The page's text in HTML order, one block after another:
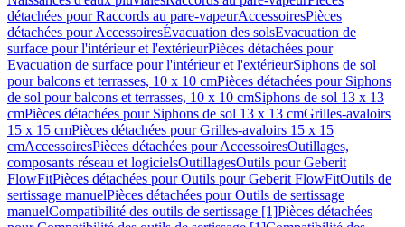
détachées pour Raccords au pare-vapeurAccessoiresPièces
détachées pour AccessoiresÉvacuation des solsEvacuation de
surface pour l'intérieur et l'extérieurPièces détachées pour
Evacuation de surface pour l'intérieur et l'extérieurSiphons de sol
pour balcons et terrasses, 10 x 10 cmPièces détachées pour Siphons
de sol pour balcons et terrasses, 10 x 10 cmSiphons de sol 13 x 13
cmPièces détachées pour Siphons de sol 13 x 13 cmGrilles-avaloirs
15 x 15 cmPièces détachées pour Grilles-avaloirs 15 x 15
cmAccessoiresPièces détachées pour AccessoiresOutillages,
composants réseau et logicielsOutillagesOutils pour Geberit
FlowFitPièces détachées pour Outils pour Geberit FlowFitOutils de
sertissage manuelPièces détachées pour Outils de sertissage
manuelCompatibilité des outils de sertissage [1]Pièces détachées